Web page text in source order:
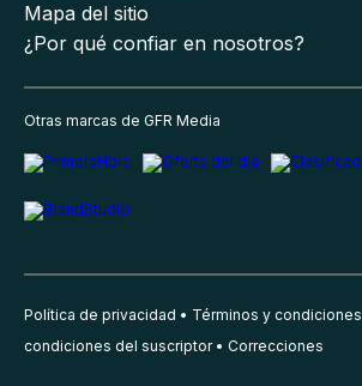
Mapa del sitio
¿Por qué confiar en nosotros?
Otras marcas de GFR Media
Política de privacidad Términos y condiciones
condiciones del suscriptor
Correcciones